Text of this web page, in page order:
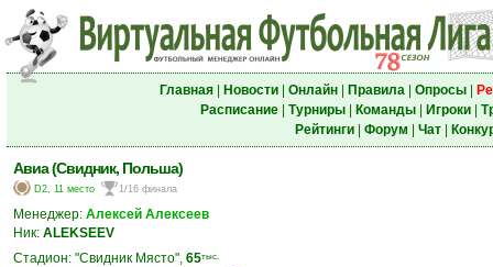
Главная| Новости| Онлайн| Правила| Опросы|
Расписание| Турниры| Команды| Игроки|
Рейтинги| Форум Чат|
Авиа (Свидник, Польша)
D2, 11 место 1/16 финала
Менеджер: Алексей Алексеев
Ник: ALEKSEEV
Стадион: "Свидник Място", 65тыс.